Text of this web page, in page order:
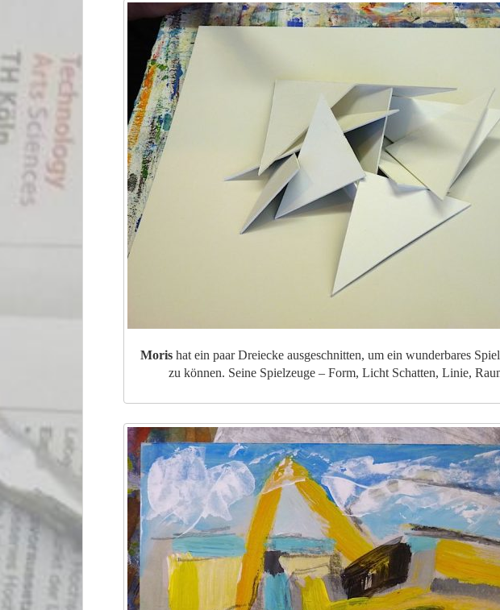
Moris hat ein paar Dreiecke ausgeschnitten, um ein wunderbares
zu können. Seine Spielzeuge – Form, Licht Schatten, Linie,